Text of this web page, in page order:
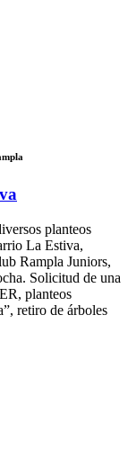
planteos
La Estiva,
Rampla Juniors,
Solicitud de una
planteos
retiro de árboles